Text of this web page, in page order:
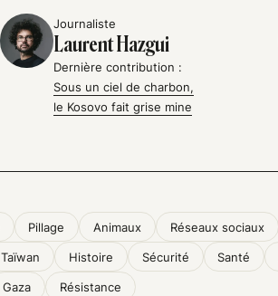
Journaliste
Laurent Hazgui
Dernière contribution :
Sous un ciel de charbon,
le Kosovo fait grise mine
Pillage Animaux Réseaux sociaux
Taïwan Histoire Sécurité Santé
Gaza Résistance